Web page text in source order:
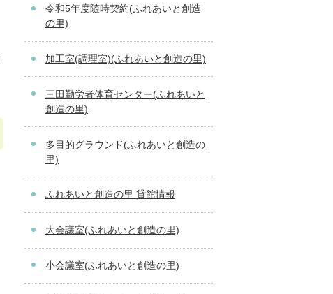
令和5年度随時契約(ふれあいと創造
の里)
加工室(調理室)(ふれあいと創造の里)
三田勤労者体育センター(ふれあいと
創造の里)
多目的グラウンド(ふれあいと創造の
里)
ふれあいと創造の里 貸館情報
大会議室(ふれあいと創造の里)
小会議室(ふれあいと創造の里)